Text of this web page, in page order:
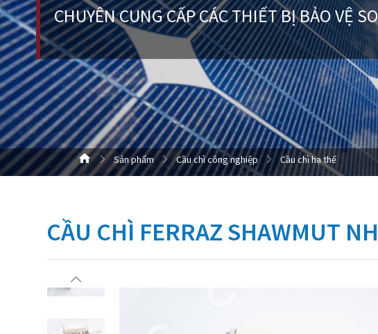
Sản phẩm Cầu chì công nghiệp Cầu chì hạ thế
CẦU CHÌ FERRAZ SHAWMUT